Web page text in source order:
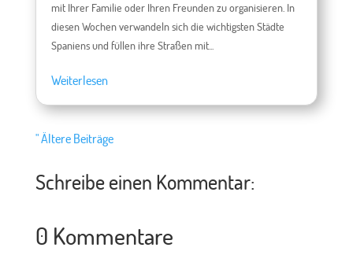
mit Ihrer Familie oder Ihren Freunden zu organisieren. In
diesen Wochen verwandeln sich die wichtigsten Städte
Spaniens und füllen ihre Straßen mit...
Weiterlesen
" Ältere Beiträge
Schreibe einen Kommentar:
0 Kommentare